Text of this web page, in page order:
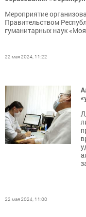
Мероприятие
Правительством
гуманитарных наук
22 мая 2024, 11:22
22 мая 2024, 11:00